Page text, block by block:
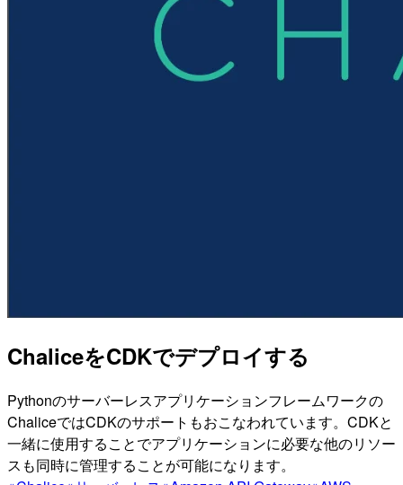
ChaliceをCDKでデプロイする
Pythonのサーバーレスアプリケーションフレームワークの
ChaliceではCDKのサポートもおこなわれています。CDKと
一緒に使用することでアプリケーションに必要な他のリソー
スも同時に管理することが可能になります。